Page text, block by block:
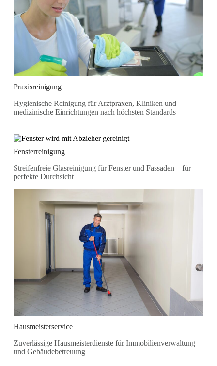
Praxisreinigung
Hygienische Reinigung für Arztpraxen, Kliniken und
medizinische Einrichtungen nach höchsten Standards
Fensterreinigung
Streifenfreie Glasreinigung für Fenster und Fassaden – für
perfekte Durchsicht
Hausmeisterservice
Zuverlässige Hausmeisterdienste für Immobilienverwaltung
und Gebäudebetreuung